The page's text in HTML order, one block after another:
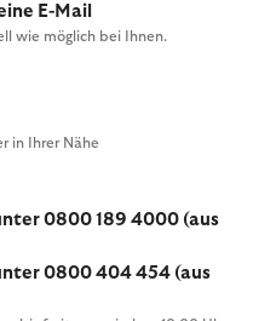
E-Mail
wie möglich bei Ihnen.
in Ihrer Nähe
0800 189 4000 (aus
0800 404 454 (aus